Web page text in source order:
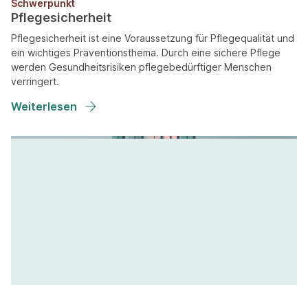
Schwerpunkt
Pflegesicherheit
Pflegesicherheit ist eine Voraussetzung für Pflegequalität und
ein wichtiges Präventionsthema. Durch eine sichere Pflege
werden Gesundheitsrisiken pflegebedürftiger Menschen
verringert.
Weiterlesen